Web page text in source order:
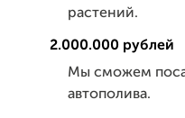
растений.
2.000.000 рублей
Мы сможем
автополива.